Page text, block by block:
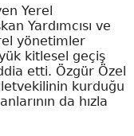
Yerel
Yardımcısı ve
yönetimler
kitlesel geçiş
etti. Özgür Özel
kurduğu
da hızla